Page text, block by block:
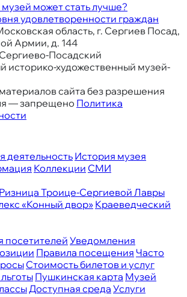
может стать лучше?
удовлетворенности граждан
область, г. Сергиев Посад,
Армии, д. 144
Посадский
историко-художественный музей-
сайта без разрешения
— запрещено Политика
деятельностьИстория музея
Коллекции СМИ
Ризница Троице-Сергиевой Лавры
«Конный двор» Краеведческий
посетителей Уведомления
Правила посещения Часто
Стоимость билетов и услуг
Пушкинская карта Музей
Доступная среда Услуги